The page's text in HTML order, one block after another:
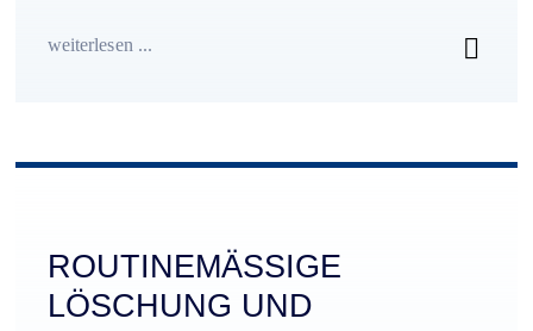
weiterlesen ...
ROUTINEMÄSSIGE
LÖSCHUNG UND